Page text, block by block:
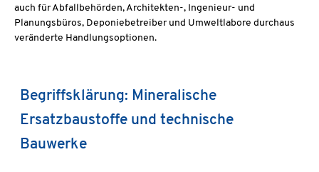
auch für Abfallbehörden, Architekten-, Ingenieur- und
Planungsbüros, Deponiebetreiber und Umweltlabore durchaus
veränderte Handlungsoptionen.
Begriffsklärung: Mineralische
Ersatzbaustoffe und technische
Bauwerke